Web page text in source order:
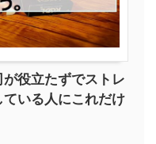
役立たずでストレ
いる人にこれだけ